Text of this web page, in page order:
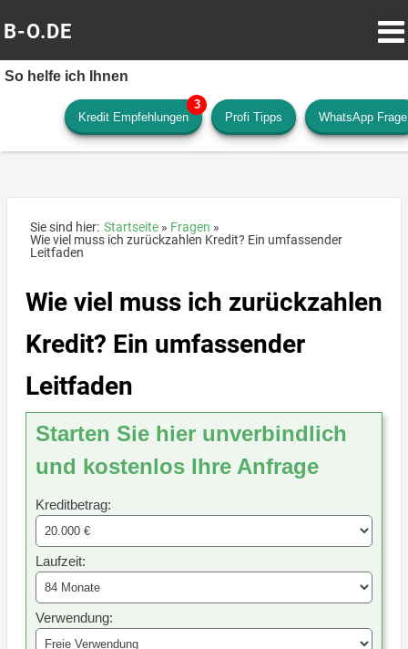
B-O.DE
So helfe ich Ihnen
Kredit Empfehlungen Profi Tipps WhatsApp Frage
Sie sind hier: Startseite
Fragen
Wie viel muss ich zurückzahlen Kredit? Ein umfassender
Leitfaden
Wie viel muss ich zurückzahlen
Kredit? Ein umfassender
Leitfaden
Starten Sie hier unverbindlich
und kostenlos Ihre Anfrage
Kreditbetrag:
Laufzeit:
Verwendung: